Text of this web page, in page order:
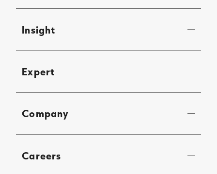
Insight
Expert
Company
Careers